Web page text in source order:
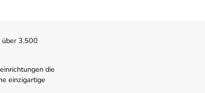
über 3.500
die
einzigartige